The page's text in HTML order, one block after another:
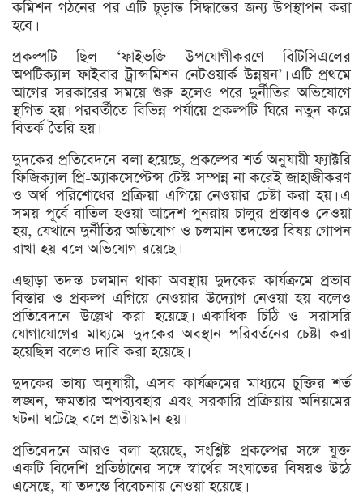
কমিশন গঠনের পর এটি চূড়ান্ত সিদ্ধান্তের জন্য উপস্থাপন করা
হবে।
প্রকল্পটি ছিল ‘ফাইভজি উপযোগীকরণে বিটিসিএলের
অপটিক্যাল ফাইবার ট্রান্সমিশন নেটওয়ার্ক উন্নয়ন’। এটি প্রথমে
আগের সরকারের সময়ে শুরু হলেও পরে দুর্নীতির অভিযোগে
স্থগিত হয়। পরবর্তীতে বিভিন্ন পর্যায়ে প্রকল্পটি ঘিরে নতুন করে
বিতর্ক তৈরি হয়।
দুদকের প্রতিবেদনে বলা হয়েছে, প্রকল্পের শর্ত অনুযায়ী ফ্যাক্টরি
ফিজিক্যাল প্রি-অ্যাকসেপ্টেন্স টেস্ট সম্পন্ন না করেই জাহাজীকরণ
ও অর্থ পরিশোধের প্রক্রিয়া এগিয়ে নেওয়ার চেষ্টা করা হয়। এ
সময় পূর্বে বাতিল হওয়া আদেশ পুনরায় চালুর প্রস্তাবও দেওয়া
হয়, যেখানে দুর্নীতির অভিযোগ ও চলমান তদন্তের বিষয় গোপন
রাখা হয় বলে অভিযোগ রয়েছে।
এছাড়া তদন্ত চলমান থাকা অবস্থায় দুদকের কার্যক্রমে প্রভাব
বিস্তার ও প্রকল্প এগিয়ে নেওয়ার উদ্যোগ নেওয়া হয় বলেও
প্রতিবেদনে উল্লেখ করা হয়েছে। একাধিক চিঠি ও সরাসরি
যোগাযোগের মাধ্যমে দুদকের অবস্থান পরিবর্তনের চেষ্টা করা
হয়েছিল বলেও দাবি করা হয়েছে।
দুদকের ভাষ্য অনুযায়ী, এসব কার্যক্রমের মাধ্যমে চুক্তির শর্ত
লঙ্ঘন, ক্ষমতার অপব্যবহার এবং সরকারি প্রক্রিয়ায় অনিয়মের
ঘটনা ঘটেছে বলে প্রতীয়মান হয়।
প্রতিবেদনে আরও বলা হয়েছে, সংশ্লিষ্ট প্রকল্পের সঙ্গে যুক্ত
একটি বিদেশি প্রতিষ্ঠানের সঙ্গে স্বার্থের সংঘাতের বিষয়ও উঠে
এসেছে, যা তদন্তে বিবেচনায় নেওয়া হয়েছে।